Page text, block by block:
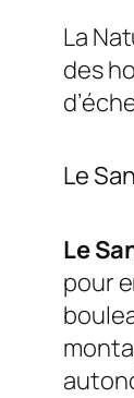
La
des
Le
Le
pour